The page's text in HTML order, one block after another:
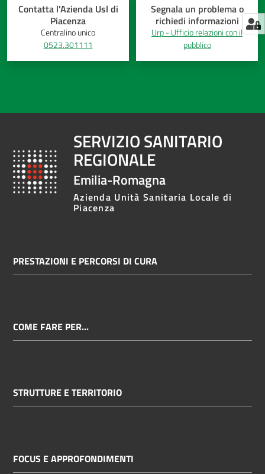
Contatta l'Azienda Usl di
Piacenza
Centralino unico
0523.301111
Segnala un problema o
richiedi informazioni
Urp - Ufficio relazioni con il
pubblico
SERVIZIO SANITARIO
REGIONALE
Emilia-Romagna
Azienda Unità Sanitaria Locale di
Piacenza
PRESTAZIONI E PERCORSI DI CURA
COME FARE PER...
STRUTTURE E TERRITORIO
FOCUS E APPROFONDIMENTI